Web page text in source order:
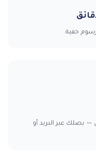
خفية.
يصلك عبر البريد أو